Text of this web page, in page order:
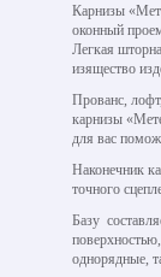
Карнизы
оконный
Легкая
изящество
Прованс,
карнизы
для вас
Наконечник
точного
Базу
однорядные,